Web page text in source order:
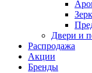
Двери и
Распродажа
Акции
Бренды